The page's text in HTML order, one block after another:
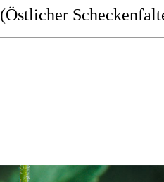
(Östlicher